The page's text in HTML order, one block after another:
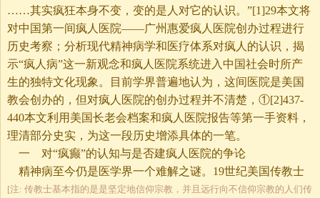
……其实疯狂本身不变，变的是人对它的认识。”[1]29本文将
对中国第一间疯人医院——广州惠爱疯人医院创办过程进行
历史考察；分析现代精神病学和医疗体系对疯人的认识，揭
示“疯人病”这一新观念和疯人医院系统进入中国社会时所产
生的独特文化现象。目前学界普遍地认为，这间医院是美国
教会创办的，但对疯人医院的创办过程并不清楚，①[2]437-
440本文利用美国长老会档案和疯人医院报告等第一手资料，
理清部分史实，为这一段历史增添具体的一笔。
一 对“疯癫”的认知与是否建疯人医院的争论
精神病至今仍是医学界一个难解之谜。19世纪美国传教士
[注: 传教士基本指的是是坚定地信仰宗教，并且远行向不信仰宗教的人们传